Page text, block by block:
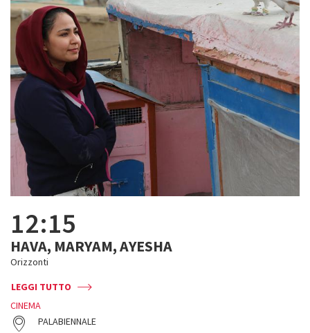
12:15
HAVA, MARYAM, AYESHA
Orizzonti
LEGGI TUTTO
CINEMA
PALABIENNALE